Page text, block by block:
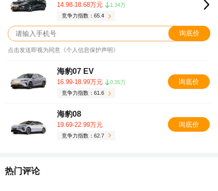
14.98-18.68万元
1.34万
竞争力指数：65.4
询底价
点击发送即视为同意《个人信息保护声明》
海豹07 EV
16.99-18.99万元
0.35万
竞争力指数：61.6
询底价
海豹08
19.69-22.99万元
竞争力指数：62.7
询底价
热门评论